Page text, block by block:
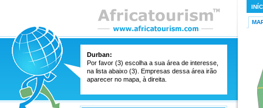
Durban:
Por favor (3) escolha a sua área de interesse,
na lista abaixo (3). Empresas dessa área irão
aparecer no mapa, à direita.